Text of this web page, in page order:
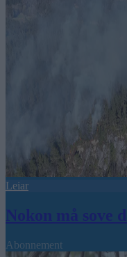
Leiar
Nokon må sove
Abonnement